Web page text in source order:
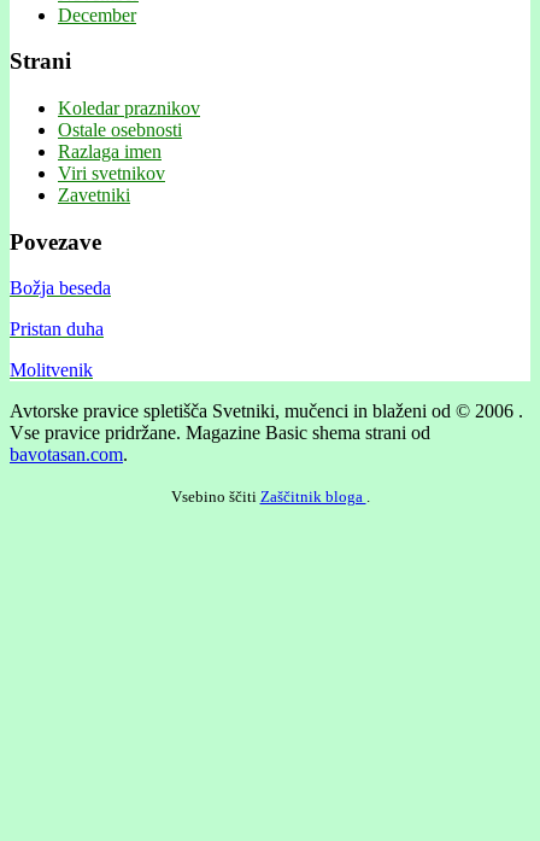
December
Strani
Koledar praznikov
Ostale osebnosti
Razlaga imen
Viri svetnikov
Zavetniki
Povezave
Božja beseda
Pristan duha
Molitvenik
Avtorske pravice spletišča Svetniki, mučenci in blaženi od © 2006 .
Vse pravice pridržane. Magazine Basic shema strani od
bavotasan.com.
Vsebino ščiti Zaščitnik bloga .